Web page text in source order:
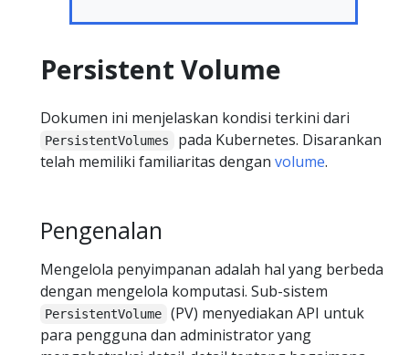
Persistent Volume
Dokumen ini menjelaskan kondisi terkini dari
PersistentVolumes
pada Kubernetes. Disarankan
telah memiliki familiaritas dengan volume.
Pengenalan
Mengelola penyimpanan adalah hal yang berbeda
dengan mengelola komputasi. Sub-sistem
PersistentVolume
(PV) menyediakan API untuk
para pengguna dan administrator yang